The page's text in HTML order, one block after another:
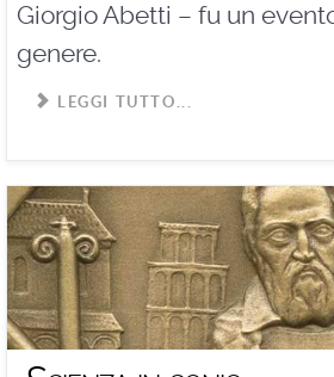
Giorgio Abetti – fu un
genere.
LEGGI TUTTO...